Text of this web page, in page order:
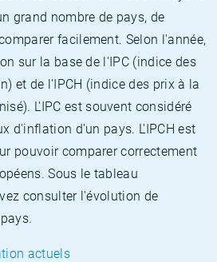
grand nombre de pays, de
facilement. Selon l'année,
sur la base de l'IPC (indice des
et de l'IPCH (indice des prix à la
L'IPC est souvent considéré
d'inflation d'un pays. L'IPCH est
pouvoir comparer correctement
Sous le tableau
consulter l'évolution de
actuels